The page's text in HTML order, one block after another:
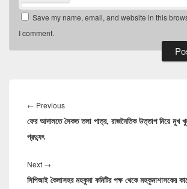
Save my name, email, and website in this
I comment.
navigation
← Previous
post:
ফের আদালতে সৈকত তলা পাত্র, রাজনৈতিক উত্তাপ নিয়ে মুখ
প্রদ্যুৎ
Next →
post:
সিপিআই কৈলাসহর মহকুমা কমিটির পক্ষ থেকে মহকুমাশাসকের